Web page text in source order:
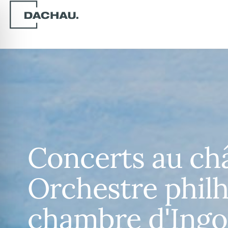
Concerts au
Orchestre
chambre